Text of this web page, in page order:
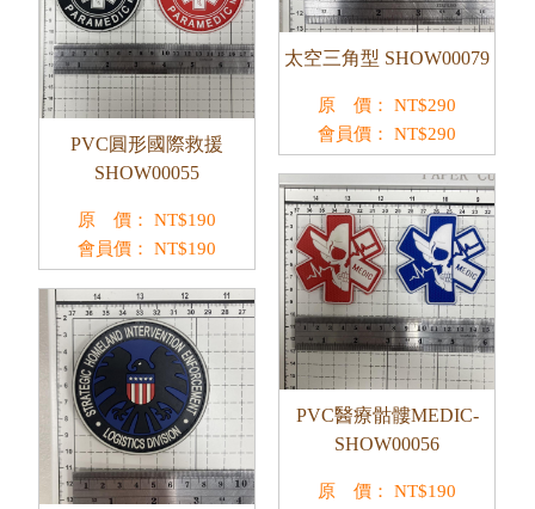
太空三角型 SHOW00079
原 價： NT$290
會員價：
NT$290
PVC圓形國際救援
SHOW00055
原 價： NT$190
會員價：
NT$190
PVC醫療骷髏MEDIC-
SHOW00056
原 價： NT$190